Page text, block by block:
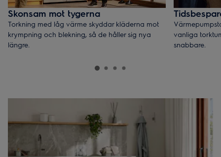
Skonsam mot tygerna
Torkning med låg värme skyddar kläderna mot
krympning och blekning, så de håller sig nya
längre.
vanliga
snabbare.